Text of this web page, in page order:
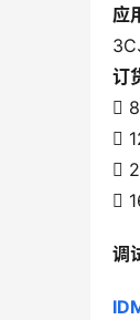
应
3C
订




调